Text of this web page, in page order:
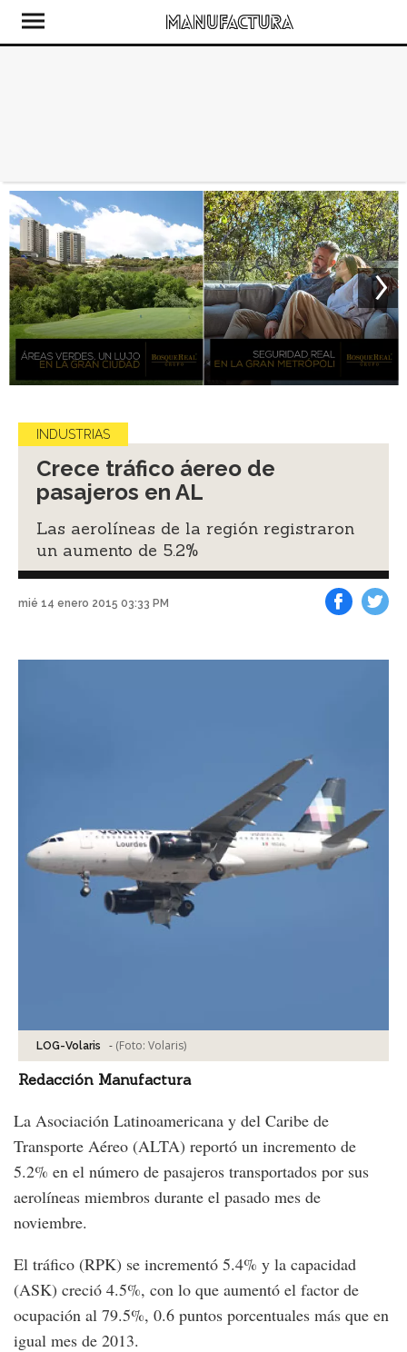
INDUSTRIAS
Crece tráfico áereo de
pasajeros en AL
Las aerolíneas de la región registraron
un aumento de 5.2%
mié 14 enero 2015 03:33 PM
LOG-Volaris - (Foto: Volaris)
Redacción Manufactura
La Asociación Latinoamericana y del Caribe de
Transporte Aéreo (ALTA) reportó un incremento de
5.2% en el número de pasajeros transportados por sus
aerolíneas miembros durante el pasado mes de
noviembre.
El tráfico (RPK) se incrementó 5.4% y la capacidad
(ASK) creció 4.5%, con lo que aumentó el factor de
ocupación al 79.5%, 0.6 puntos porcentuales más que en
igual mes de 2013.